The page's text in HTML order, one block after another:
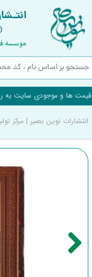
موسسه
قیمت ها و موجودی سایت به
انتشارات نوین بصیر | مرکز